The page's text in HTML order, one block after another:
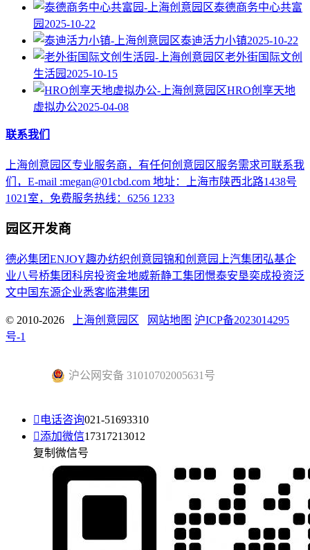
泰德商务中心共富
园 2025-10-22
泰迪活力小镇2025-10-22
老外街国际文创
生活园 2025-10-15
HRO创享天地
虚拟办公2025-04-08
联系我们
上海创意园区专业服务商，有任何创意园区服务需求可联系我
们，E-mail :megan@01cbd.com 地址：上海市陕西北路1438号
1021室，免费服务热线：6256 1233
园区开发商
德必集团ENJOY趣办纺织创意园锦和创意园 上汽集团 弘基企
业八号桥集团科房投资金地威新静工集团憬泰安垦奕成投资泛
文中国 东源企业悉客 临港集团
© 2010-2026 上海创意园区 网站地图 沪ICP备2023014295
号-1
沪公网安备 31010702005631号
 电话咨询021-51693310
添加微信17317213012
复制微信号